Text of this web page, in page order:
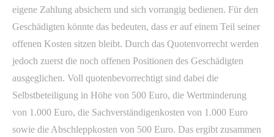
eigene Zahlung absichern und sich vorrangig bedienen. Für den
Geschädigten könnte das bedeuten, dass er auf einem Teil seiner
offenen Kosten sitzen bleibt. Durch das Quotenvorrecht werden
jedoch zuerst die noch offenen Positionen des Geschädigten
ausgeglichen. Voll quotenbevorrechtigt sind dabei die
Selbstbeteiligung in Höhe von 500 Euro, die Wertminderung
von 1.000 Euro, die Sachverständigenkosten von 1.000 Euro
sowie die Abschleppkosten von 500 Euro. Das ergibt zusammen